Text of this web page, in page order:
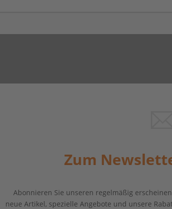
Zum
Abonnieren Sie unseren regelmäßig
neue Artikel, spezielle Angebote und unsere